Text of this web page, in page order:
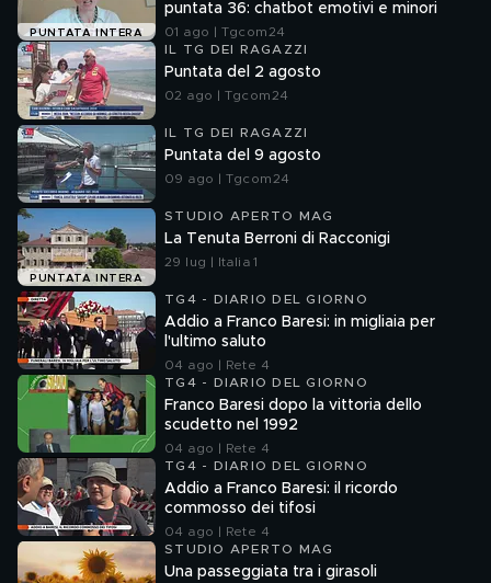
PUNTATA INTERA
puntata 36: chatbot emotivi e minori
01 ago | Tgcom24
IL TG DEI RAGAZZI
Puntata del 2 agosto
02 ago | Tgcom24
IL TG DEI RAGAZZI
Puntata del 9 agosto
09 ago | Tgcom24
PUNTATA INTERA
STUDIO APERTO MAG
La Tenuta Berroni di Racconigi
29 lug | Italia 1
TG4 - DIARIO DEL GIORNO
Addio a Franco Baresi: in migliaia per
l'ultimo saluto
04 ago | Rete 4
TG4 - DIARIO DEL GIORNO
Franco Baresi dopo la vittoria dello
scudetto nel 1992
04 ago | Rete 4
TG4 - DIARIO DEL GIORNO
Addio a Franco Baresi: il ricordo
commosso dei tifosi
04 ago | Rete 4
STUDIO APERTO MAG
Una passeggiata tra i girasoli